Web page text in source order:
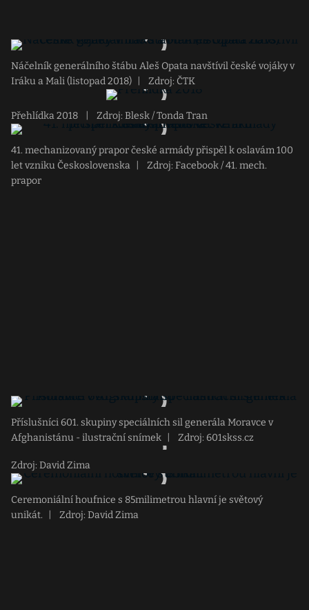
Náčelník generálního štábu Aleš Opata navštívil české vojáky v
Iráku a Mali (listopad 2018)
Zdroj: ČTK
Přehlídka 2018 Zdroj: Blesk / Tonda Tran
41. mechanizovaný prapor české armády přispěl k oslavám 100
let vzniku Československa
Zdroj: Facebook / 41. mech.
prapor
Příslušníci 601. skupiny speciálních sil generála Moravce v
Afghanistánu - ilustrační snímek
Zdroj: 601skss.cz
Zdroj: David Zima
Ceremoniální houfnice s 85milimetrou hlavní je světový
unikát.
Zdroj: David Zima